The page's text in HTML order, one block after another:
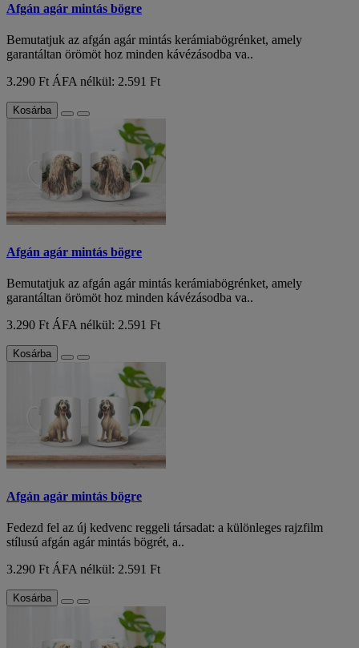
Afgán agár mintás bögre
Bemutatjuk az afgán agár mintás kerámiabögrénket, amely
garantáltan örömöt hoz minden kávézásodba va..
3.290 Ft ÁFA nélkül: 2.591 Ft
Kosárba
Afgán agár mintás bögre
Bemutatjuk az afgán agár mintás kerámiabögrénket, amely
garantáltan örömöt hoz minden kávézásodba va..
3.290 FtÁFA nélkül: 2.591 Ft
Kosárba
Afgán agár mintás bögre
Fedezd fel az új kedvenc reggeli társadat: a különleges rajzfilm
stílusú afgán agár mintás bögrét, a..
3.290 Ft ÁFA nélkül: 2.591 Ft
Kosárba